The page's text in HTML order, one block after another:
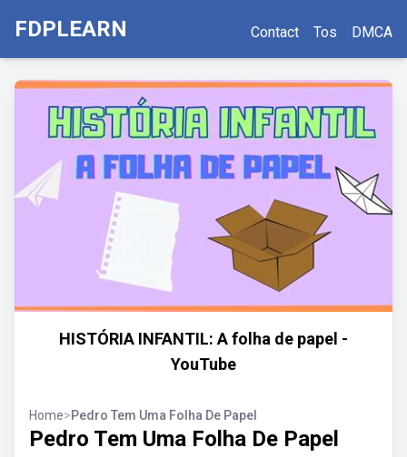
FDPLEARN Contact Tos DMCA
HISTÓRIA INFANTIL: A folha de papel -
YouTube
Home>Pedro Tem Uma Folha De Papel
Pedro Tem Uma Folha De Papel